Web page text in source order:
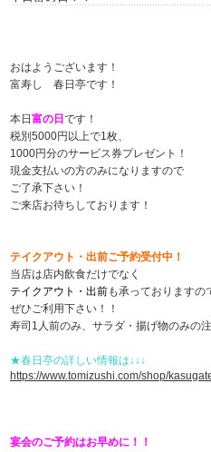
おはようございます！
富寿し 春日亭です！
本日 富の日 です！
税別5000円以上で1枚、
1000円分のサービス券プレゼント！
現金支払いの方のみになりますので
ご了承下さい！
ご来店お待ちしております！
テイクアウト・出前ご予約受付中！
当店は店内飲食だけでなく
テイクアウト・出前も承っておりますの
ぜひご利用下さい！！
寿司1人前のみ、サラダ・揚げ物のみの
★春日亭の詳しい情報は↓↓↓
https://www.tomizushi.com/shop/
宴会のご予約はお早めに！！